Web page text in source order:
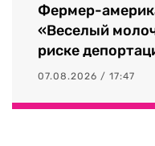
Фермер-
«Веселый
риске
07.08.2026 / 17:47